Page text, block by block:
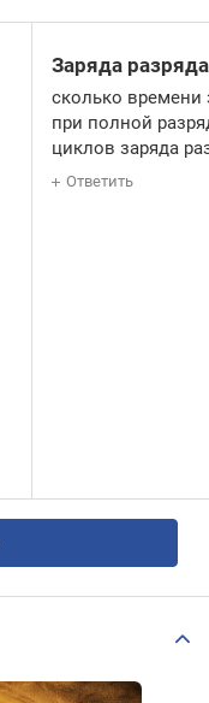
Заряда
сколько времени
при полной
циклов заряда
Ответить